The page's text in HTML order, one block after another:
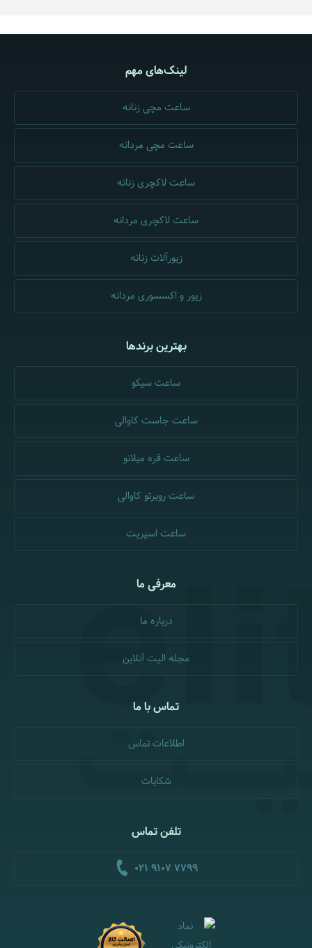
لینک‌های مهم
ساعت مچی زنانه
ساعت مچی مردانه
ساعت لاکچری زنانه
ساعت لاکچری مردانه
زیورآلات زنانه
زیور و اکسسوری مردانه
بهترین برندها
ساعت سیکو
ساعت جاست کاوالی
ساعت فره میلانو
ساعت روبرتو کاوالی
ساعت اسپریت
معرفی ما
درباره ما
مجله الیت آنلاین
تماس با ما
اطلاعات تماس
شکایات
تلفن تماس
021 9107 7799